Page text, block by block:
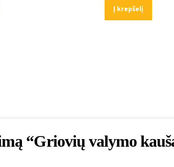
Į krepšelį
“Griovių valymo